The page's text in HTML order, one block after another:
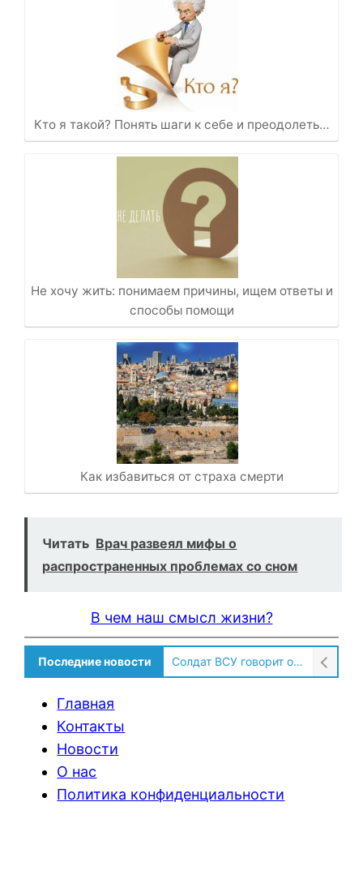
Кто я такой? Понять шаги к себе и преодолеть…
Не хочу жить: понимаем причины, ищем ответы и
способы помощи
Как избавиться от страха смерти
Читать Врач развеял мифы о
распространенных проблемах со сном
В чем наш смысл жизни?
Последние новости Солдат ВСУ говорит о том, чтобы продавали топливо для ремонта техники в Угледаре
Главная
Контакты
Новости
О нас
Политика конфиденциальности